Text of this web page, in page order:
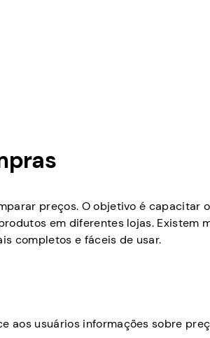
preços. O objetivo é capacitar
em diferentes lojas. Existem
completos e fáceis de usar.
aos usuários informações sobre